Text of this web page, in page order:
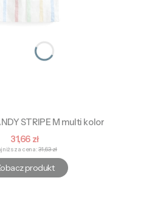
STRIPE M multi kolor
Cena promocyjna
31,66 zł
cena: 31,63 zł
produkt